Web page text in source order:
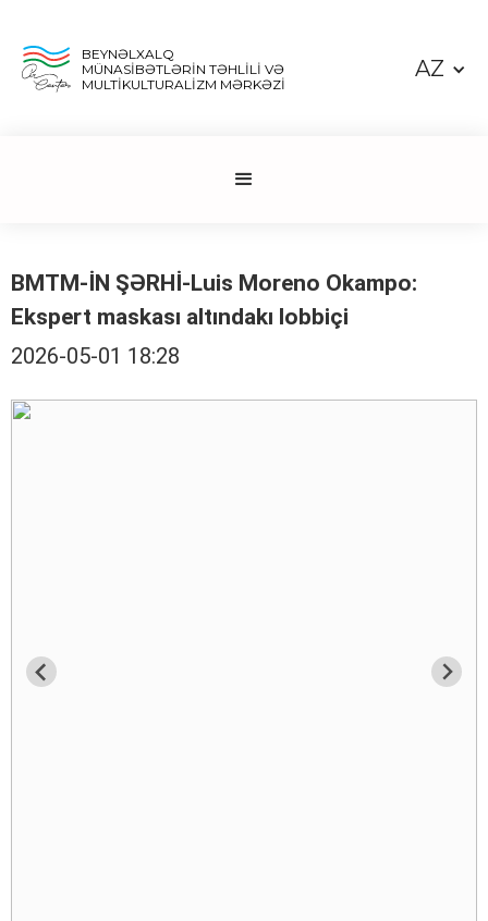
BEYNƏLXALQ
MÜNASİBƏTLƏRİN TƏHLİLİ VƏ
MULTİKULTURALİZM MƏRKƏZİ
AZ
BMTM-İN ŞƏRHİ-Luis Moreno Okampo:
Ekspert maskası altındakı lobbiçi
2026-05-01 18:28